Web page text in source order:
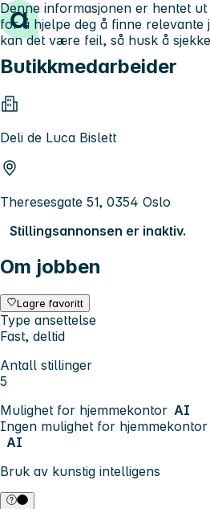
Hopp til innhold
Butikkmedarbeider
Deli de Luca Bislett
Theresesgate 51, 0354 Oslo
Stillingsannonsen er inaktiv.
Om jobben
Lagre favoritt
Type ansettelse
Fast, deltid
Antall stillinger
5
Mulighet for hjemmekontor AI
Ingen mulighet for hjemmekontor
AI
Bruk av kunstig intelligens
Denne informasjonen er hentet
for å hjelpe deg å finne
kan det være feil, så husk å